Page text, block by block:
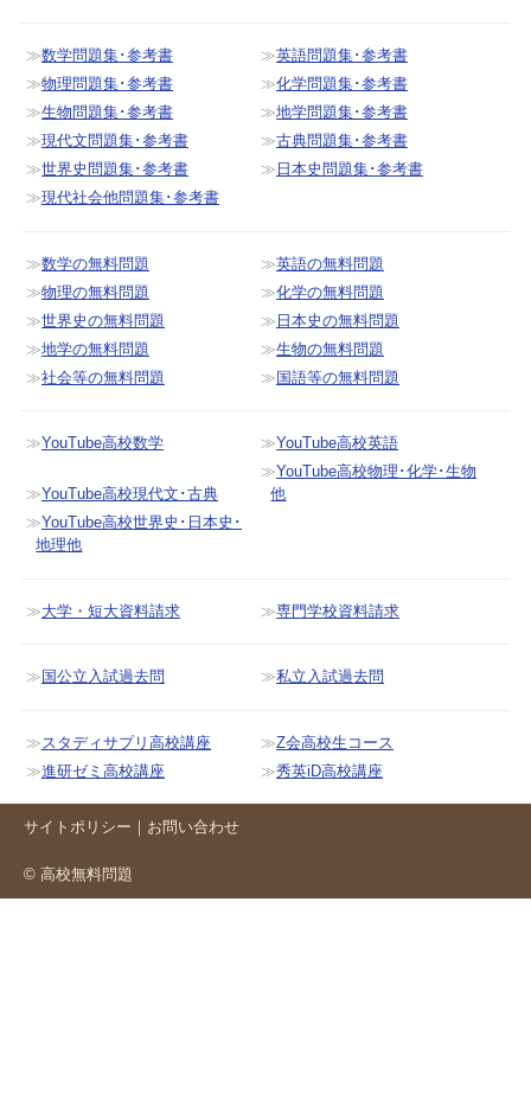
数学問題集･参考書
英語問題集･参考書
物理問題集･参考書
化学問題集･参考書
生物問題集･参考書
地学問題集･参考書
現代文問題集･参考書
古典問題集･参考書
世界史問題集･参考書
日本史問題集･参考書
現代社会他問題集･参考書
数学の無料問題
英語の無料問題
物理の無料問題
化学の無料問題
世界史の無料問題
日本史の無料問題
地学の無料問題
生物の無料問題
社会等の無料問題
国語等の無料問題
YouTube高校数学 YouTube高校英語
YouTube高校現代文･古典
YouTube高校物理･化学･生物
他
YouTube高校世界史･日本史･
地理他
大学・短大資料請求 専門学校資料請求
国公立入試過去問 私立入試過去問
スタディサプリ高校講座
Z会高校生コース
進研ゼミ高校講座
秀英iD高校講座
サイトポリシー ｜ お問い合わせ
© 高校無料問題